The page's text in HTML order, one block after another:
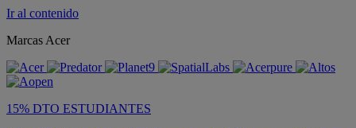
Ir al contenido
Marcas Acer
15% DTO ESTUDIANTES